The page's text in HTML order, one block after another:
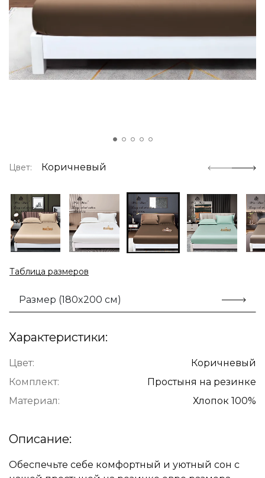
Цвет: Коричневый
Таблица размеров
Размер (180x200 см)
Характеристики:
Цвет:
Коричневый
Комплект:
Простыня на резинке
Материал:
Хлопок 100%
Описание:
Обеспечьте себе комфортный и уютный сон с